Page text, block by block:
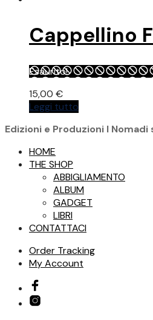
prodotto
Cappellino
Esaurito!
15,00 €
Leggi tutto
Edizioni e Produzioni I Nomadi
HOME
THE SHOP
ABBIGLIAMENTO
ALBUM
GADGET
LIBRI
CONTATTACI
Order Tracking
My Account